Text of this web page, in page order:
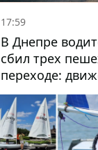
17:59
В Днепре
сбил трех
переходе:
проспекту
затруднено